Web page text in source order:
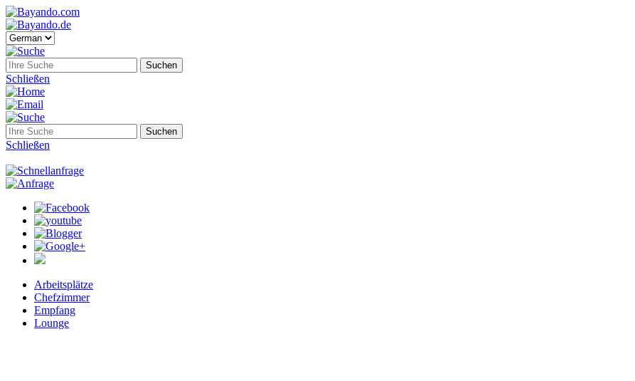
Schließen
Schließen
Arbeitsplätze
Chefzimmer
Empfang
Lounge